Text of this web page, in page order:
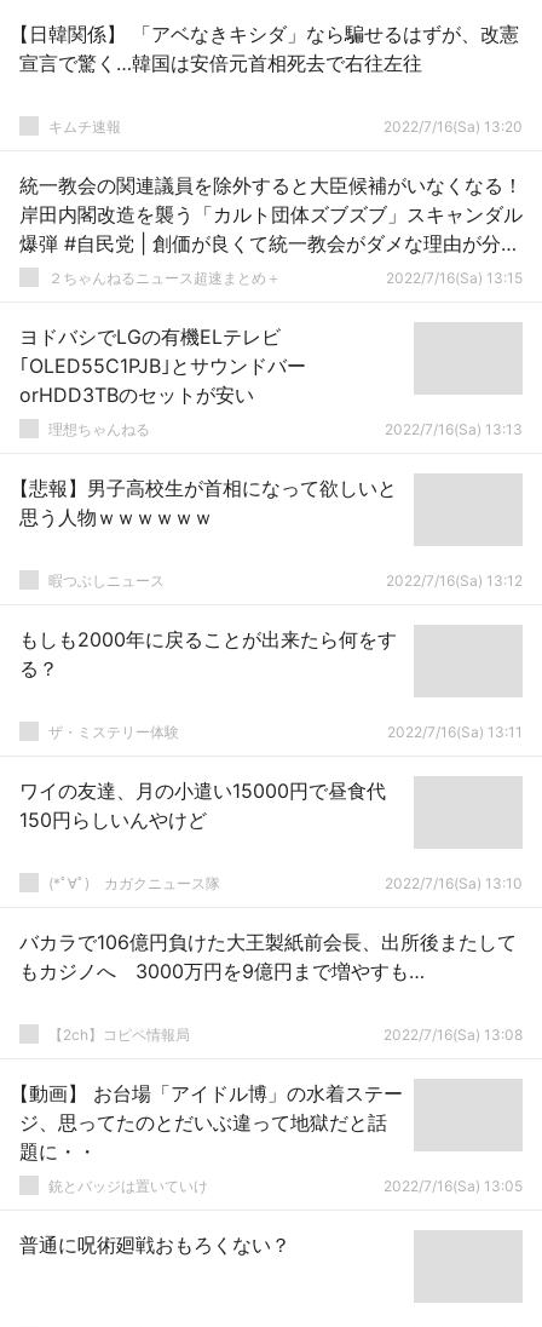
【日韓関係】 「アベなきキシダ」なら騙せるはずが、改憲
宣言で驚く…韓国は安倍元首相死去で右往左往
キムチ速報 2022/7/16(Sa) 13:20
統一教会の関連議員を除外すると大臣候補がいなくなる！
岸田内閣改造を襲う「カルト団体ズブズブ」スキャンダル
爆弾 #自民党 | 創価が良くて統一教会がダメな理由が分か
らん。２ちゃんねるニュース超速まとめ＋ 2022/7/16(Sa) 13:15
ヨドバシでLGの有機ELテレビ
｢OLED55C1PJB｣とサウンドバー
orHDD3TBのセットが安い
理想ちゃんねる 2022/7/16(Sa) 13:13
【悲報】男子高校生が首相になって欲しいと
思う人物ｗｗｗｗｗｗ
暇つぶしニュース 2022/7/16(Sa) 13:12
もしも2000年に戻ることが出来たら何をす
る？
ザ・ミステリー体験 2022/7/16(Sa) 13:11
ワイの友達、月の小遣い15000円で昼食代
150円らしいんやけど
(*ﾟ∀ﾟ)ゞカガクニュース隊 2022/7/16(Sa) 13:10
バカラで106億円負けた大王製紙前会長、出所後またして
もカジノへ 3000万円を9億円まで増やすも…
【2ch】コピペ情報局 2022/7/16(Sa) 13:08
【動画】 お台場「アイドル博」の水着ステー
ジ、思ってたのとだいぶ違って地獄だと話
題に・・
銃とバッジは置いていけ 2022/7/16(Sa) 13:05
普通に呪術廻戦おもろくない？